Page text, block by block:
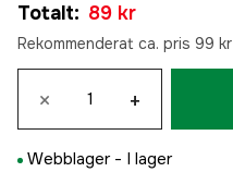
Totalt: 89 kr
Rekommenderat ca. pris 99 kr
× +
Webblager - I lager